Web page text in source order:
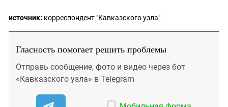
источник: корреспондент "Кавказского узла"
Гласность помогает решить проблемы
Отправь сообщение, фото и видео через бот
«Кавказского узла» в Telegram